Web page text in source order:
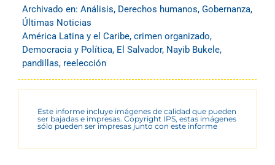
Archivado en: Análisis, Derechos humanos, Gobernanza,
Últimas Noticias
América Latina y el Caribe, crimen organizado,
Democracia y Política, El Salvador, Nayib Bukele,
pandillas, reelección
Este informe incluye imágenes de calidad que pueden
ser bajadas e impresas. Copyright IPS, estas imágenes
sólo pueden ser impresas junto con este informe